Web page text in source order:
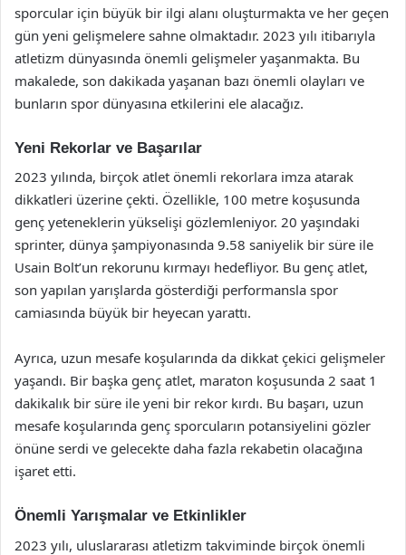
sporcular için büyük bir ilgi alanı oluşturmakta ve her geçen
gün yeni gelişmelere sahne olmaktadır. 2023 yılı itibarıyla
atletizm dünyasında önemli gelişmeler yaşanmakta. Bu
makalede, son dakikada yaşanan bazı önemli olayları ve
bunların spor dünyasına etkilerini ele alacağız.
Yeni Rekorlar ve Başarılar
2023 yılında, birçok atlet önemli rekorlara imza atarak
dikkatleri üzerine çekti. Özellikle, 100 metre koşusunda
genç yeteneklerin yükselişi gözlemleniyor. 20 yaşındaki
sprinter, dünya şampiyonasında 9.58 saniyelik bir süre ile
Usain Bolt’un rekorunu kırmayı hedefliyor. Bu genç atlet,
son yapılan yarışlarda gösterdiği performansla spor
camiasında büyük bir heyecan yarattı.
Ayrıca, uzun mesafe koşularında da dikkat çekici gelişmeler
yaşandı. Bir başka genç atlet, maraton koşusunda 2 saat 1
dakikalık bir süre ile yeni bir rekor kırdı. Bu başarı, uzun
mesafe koşularında genç sporcuların potansiyelini gözler
önüne serdi ve gelecekte daha fazla rekabetin olacağına
işaret etti.
Önemli Yarışmalar ve Etkinlikler
2023 yılı, uluslararası atletizm takviminde birçok önemli